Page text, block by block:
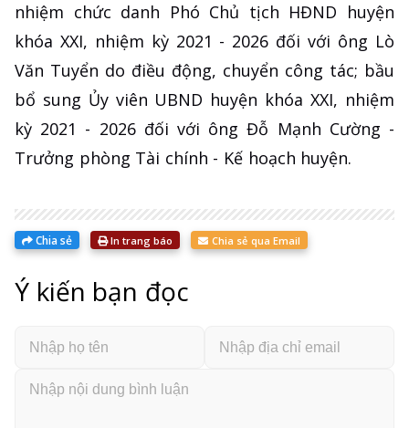
nhiệm chức danh Phó Chủ tịch HĐND huyện
khóa XXI, nhiệm kỳ 2021 - 2026 đối với ông Lò
Văn Tuyển do điều động, chuyển công tác; bầu
bổ sung Ủy viên UBND huyện khóa XXI, nhiệm
kỳ 2021 - 2026 đối với ông Đỗ Mạnh Cường -
Trưởng phòng Tài chính - Kế hoạch huyện.
Chia sẻ In trang báo Chia sẻ qua Email
Ý kiến bạn đọc